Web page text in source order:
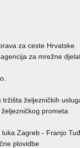
za ceste Hrvatske
za mrežne
željezničkih
prometa
Zagreb - Franjo
plovidbe